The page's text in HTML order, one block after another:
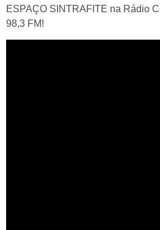
ESPAÇO SINTRAFITE na Rádio
98,3 FM!